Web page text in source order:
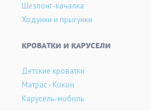
Шезлонг-качалка
Ходунки и прыгунки
КРОВАТКИ И КАРУСЕЛИ
Детские кроватки
Матрас - Кокон
Карусель-мобиль